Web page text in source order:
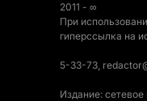
2011 - ∞
При
гиперссылка на
5-33-73,
Издание: